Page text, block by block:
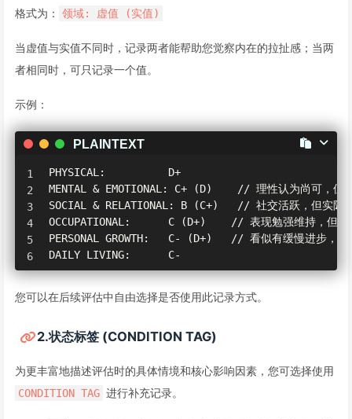
格式为： 领域: 虚值 (实值)
当虚值与实值不同时，记录两者能帮助您觉察内在的拉扯感；当两
者相同时，可只记录一个值。
示例：
PHYSICAL:          D+
MENTAL & EMOTIONAL: C+ (D)    // 理性认为尚可，但
SOCIAL & RELATIONAL: B (C+)   // 社交活跃，但实际
OCCUPATIONAL:      C (D+)    // 表现勉强维持，但内
PERSONAL GROWTH:   C- (D+)   // 看似有缓慢进步，内
DAILY LIVING:      C-
PLAINTEXT
您可以在后续评估中自由选择是否使用此记录方式。
2.状态标签 (CONDITION TAG)
为更丰富地描述评估时的具体情境和核心影响因素，您可选择使用
CONDITION TAG 进行补充记录。